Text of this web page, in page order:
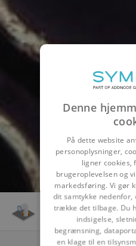
Overblik
Denne
På dette website
personoplysninger,
ligner cookies,
brugeroplevelsen og
markedsføring. Vi gør
dit samtykke nedenfor,
trække det tilbage. Du
indsigelse,
begrænsning,
en klage til en